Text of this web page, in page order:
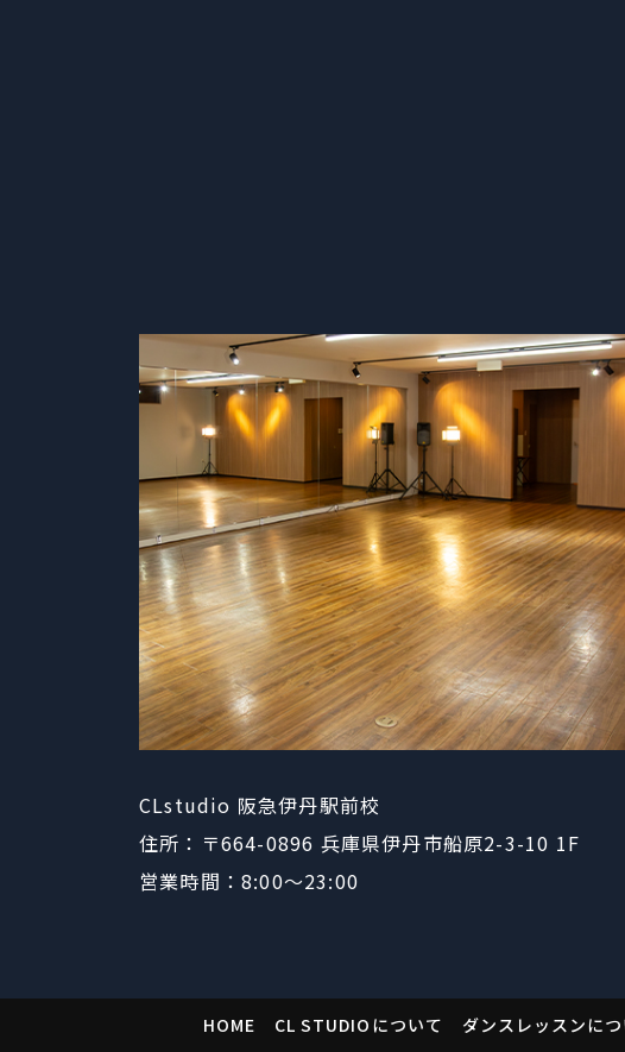
CLstudio 阪急伊丹駅前校
住所：〒664-0896 ​​​​​​​兵庫県伊丹市船原2-3-10 1F
営業時間：8:00〜23:00
HOME CL STUDIOについて ダンスレッスンに